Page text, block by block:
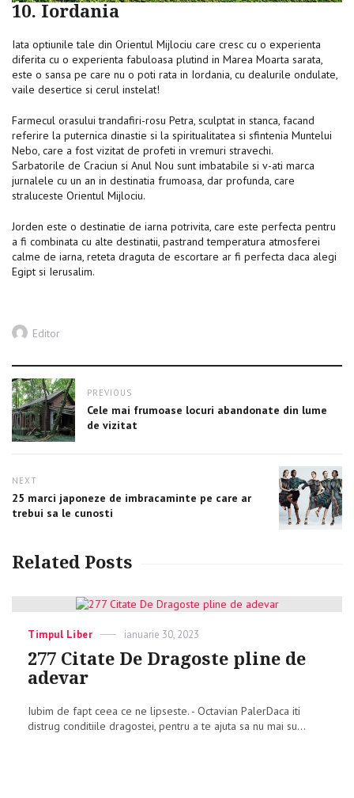
10. Iordania
Iata optiunile tale din Orientul Mijlociu care cresc cu o experienta
diferita cu o experienta fabuloasa plutind in Marea Moarta sarata,
este o sansa pe care nu o poti rata in Iordania, cu dealurile ondulate,
vaile desertice si cerul instelat!
Farmecul orasului trandafiri-rosu Petra, sculptat in stanca, facand
referire la puternica dinastie si la spiritualitatea si sfintenia Muntelui
Nebo, care a fost vizitat de profeti in vremuri stravechi.
Sarbatorile de Craciun si Anul Nou sunt imbatabile si v-ati marca
jurnalele cu un an in destinatia frumoasa, dar profunda, care
straluceste Orientul Mijlociu.
Jorden este o destinatie de iarna potrivita, care este perfecta pentru
a fi combinata cu alte destinatii, pastrand temperatura atmosferei
calme de iarna, reteta draguta de escortare ar fi perfecta daca alegi
Egipt si Ierusalim.
Author
Editor
Post
navigation
PREVIOUS
Previous
post:
Cele mai frumoase locuri abandonate din lume
de vizitat
NEXT
Next
post:
25 marci japoneze de imbracaminte pe care ar
trebui sa le cunosti
Related Posts
Categories
Timpul Liber
Posted
ianuarie 30, 2023
277 Citate De Dragoste pline de
adevar
Iubim de fapt ceea ce ne lipseste. - Octavian PalerDaca iti
distrug conditiile dragostei, pentru a te ajuta sa nu mai su...